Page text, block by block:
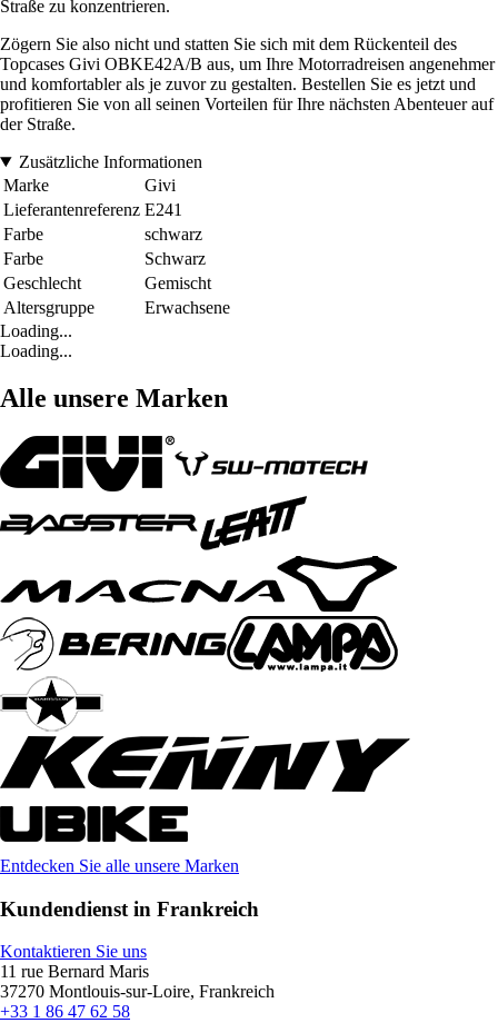
Straße zu konzentrieren.
Zögern Sie also nicht und statten Sie sich mit dem Rückenteil des
Topcases Givi OBKE42A/B aus, um Ihre Motorradreisen angenehmer
und komfortabler als je zuvor zu gestalten. Bestellen Sie es jetzt und
profitieren Sie von all seinen Vorteilen für Ihre nächsten Abenteuer auf
der Straße.
Zusätzliche Informationen
Marke
Givi
Lieferantenreferenz E241
Farbe
schwarz
Farbe
Schwarz
Geschlecht
Gemischt
Altersgruppe
Erwachsene
Loading...
Loading...
Alle unsere Marken
Entdecken Sie alle unsere Marken
Kundendienst in Frankreich
Kontaktieren Sie uns
11 rue Bernard Maris
37270 Montlouis-sur-Loire, Frankreich
+33 1 86 47 62 58